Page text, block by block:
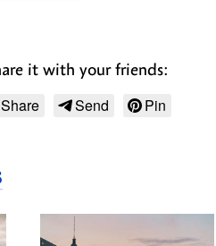
it with your friends:
Share Send Pin